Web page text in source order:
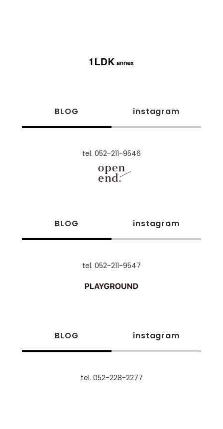
BLOG instagram
tel. 052-211-9546
BLOG instagram
tel. 052-211-9547
BLOG instagram
tel. 052-228-2277